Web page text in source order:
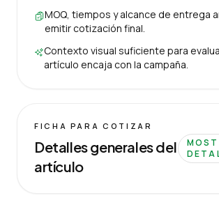
MOQ, tiempos y alcance de entrega
emitir cotización final.
Contexto visual suficiente para
artículo encaja con la campaña.
FICHA PARA COTIZAR
Detalles generales del
artículo